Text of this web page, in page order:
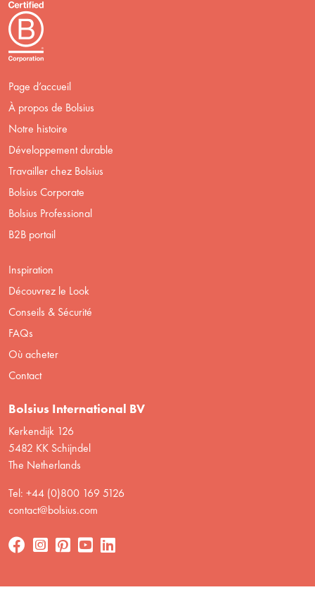
Page d’accueil
À propos de Bolsius
Notre histoire
Développement durable
Travailler chez Bolsius
Bolsius Corporate
Bolsius Professional
B2B portail
Inspiration
Découvrez le Look
Conseils & Sécurité
FAQs
Où acheter
Contact
Bolsius International BV
Kerkendijk 126
5482 KK Schijndel
The Netherlands
Tel: +44 (0)800 169 5126
contact@bolsius.com